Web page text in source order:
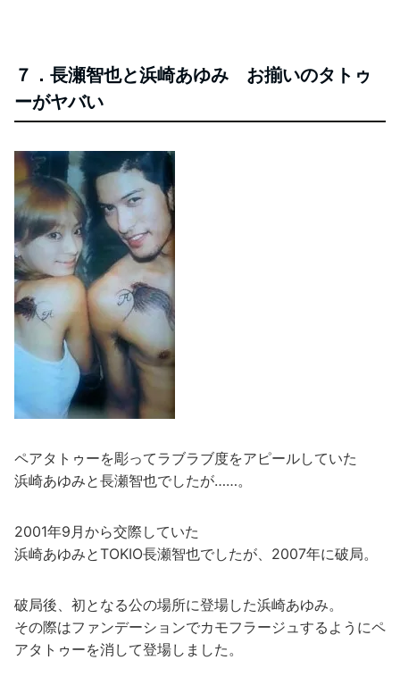
７．長瀬智也と浜崎あゆみ お揃いのタトゥ
ーがヤバい
ペアタトゥーを彫ってラブラブ度をアピールしていた
浜崎あゆみと長瀬智也でしたが……。
2001年9月から交際していた
浜崎あゆみとTOKIO長瀬智也でしたが、2007年に破局。
破局後、初となる公の場所に登場した浜崎あゆみ。
その際はファンデーションでカモフラージュするようにペ
アタトゥーを消して登場しました。